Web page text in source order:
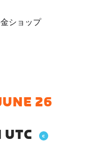
ショップ
26
UTC